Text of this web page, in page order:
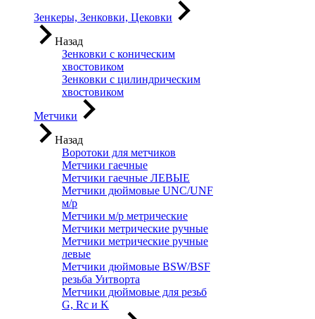
Зенкеры, Зенковки, Цековки
Назад
Зенковки с коническим
хвостовиком
Зенковки с цилиндрическим
хвостовиком
Метчики
Назад
Воротоки для метчиков
Метчики гаечные
Метчики гаечные ЛЕВЫЕ
Метчики дюймовые UNC/UNF
м/р
Метчики м/р метрические
Метчики метрические ручные
Метчики метрические ручные
левые
Метчики дюймовые BSW/BSF
резьба Уитворта
Метчики дюймовые для резьб
G, Rc и K